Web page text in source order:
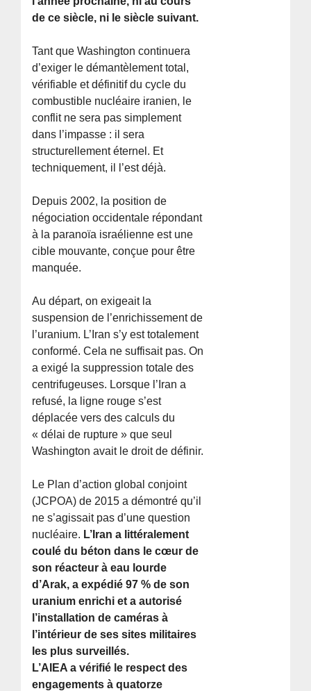
de ce siècle, ni le siècle suivant.
Tant que Washington continuera
d’exiger le démantèlement total,
vérifiable et définitif du cycle du
combustible nucléaire iranien, le
conflit ne sera pas simplement
dans l’impasse : il sera
structurellement éternel. Et
techniquement, il l’est déjà.
Depuis 2002, la position de
négociation occidentale répondant
à la paranoïa israélienne est une
cible mouvante, conçue pour être
manquée.
Au départ, on exigeait la
suspension de l’enrichissement de
l’uranium. L’Iran s’y est totalement
conformé. Cela ne suffisait pas. On
a exigé la suppression totale des
centrifugeuses. Lorsque l’Iran a
refusé, la ligne rouge s’est
déplacée vers des calculs du
« délai de rupture » que seul
Washington avait le droit de définir.
Le Plan d’action global conjoint
(JCPOA) de 2015 a démontré qu’il
ne s’agissait pas d’une question
nucléaire. L’Iran a littéralement
coulé du béton dans le cœur de
son réacteur à eau lourde
d’Arak, a expédié 97 % de son
uranium enrichi et a autorisé
l’installation de caméras à
l’intérieur de ses sites militaires
les plus surveillés.
L’AIEA a vérifié le respect des
engagements à quatorze